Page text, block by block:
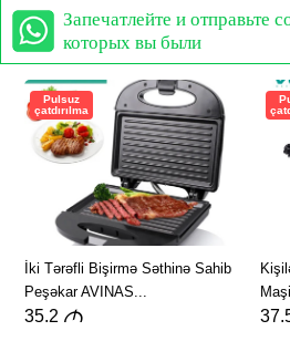
Запечатлейте и отправьте
которых вы были